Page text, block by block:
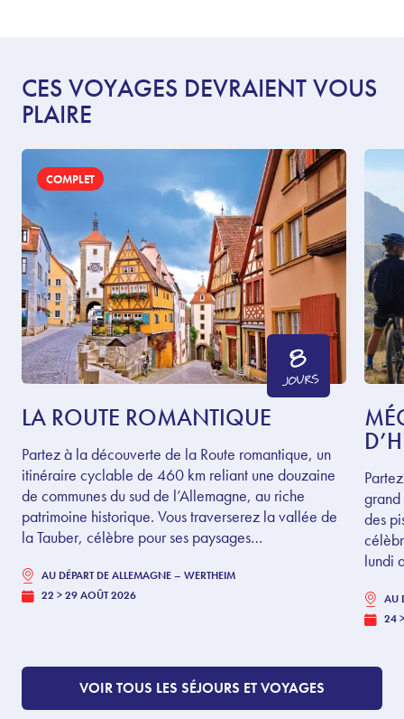
CES VOYAGES DEVRAIENT VOUS
PLAIRE
COMPLET
8
JOURS
LA ROUTE ROMANTIQUE
Partez à la découverte de la Route romantique, un
itinéraire cyclable de 460 km reliant une douzaine
de communes du sud de l’Allemagne, au riche
patrimoine historique. Vous traverserez la vallée de
la Tauber, célèbre pour ses paysages…
AU DÉPART DEALLEMAGNE – WERTHEIM
22 > 29 AOÛT 2026
grand
des
lundi
AU
24
VOIR TOUS LES SÉJOURS ET VOYAGES